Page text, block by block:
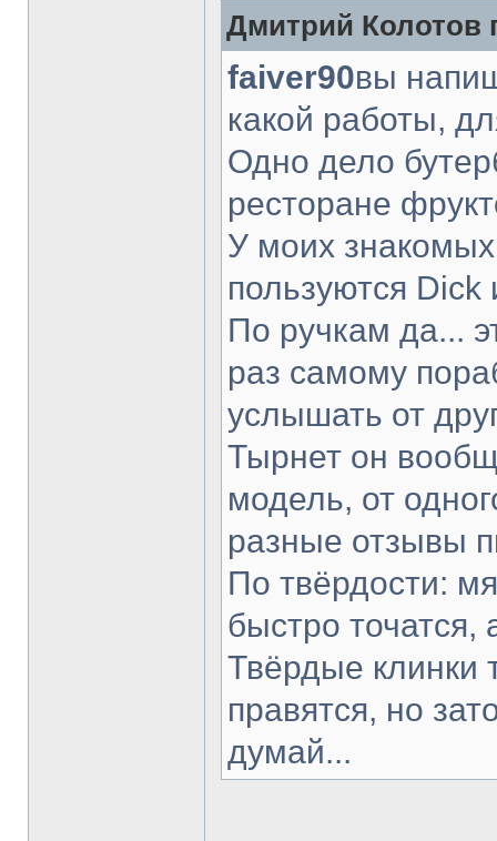
Дмитрий Колотов
faiver90вы
какой работы,
Одно дело
ресторане
У моих
пользуются Dick
По ручкам да...
раз самому
услышать от
Тырнет он
модель, от
разные отзывы
По твёрдости:
быстро точатся,
Твёрдые клинки
правятся, но
думай...